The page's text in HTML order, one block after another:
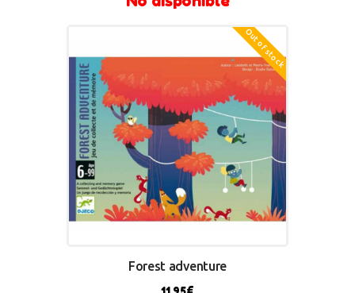
Out of stock
Forest adventure